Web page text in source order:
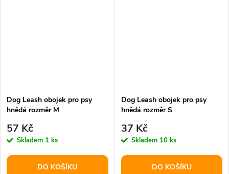
Dog Leash obojek pro psy
hnědá rozměr M
57 Kč
Skladem 1 ks
DO KOŠÍKU
Dog Leash obojek pro psy
hnědá rozměr S
37 Kč
Skladem 10 ks
DO KOŠÍKU